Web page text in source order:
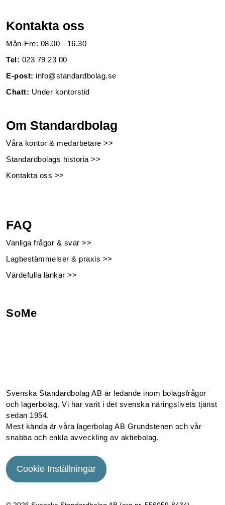
Kontakta oss
Mån-Fre: 08.00 - 16.30
Tel: 023 79 23 00
E-post: info@standardbolag.se
Chatt: Under kontorstid
Om Standardbolag
Våra kontor & medarbetare >>
Standardbolags historia >>
Kontakta oss >>
FAQ
Vanliga frågor & svar >>
Lagbestämmelser & praxis >>
Värdefulla länkar >>
SoMe
Svenska Standardbolag AB är ledande inom bolagsfrågor
och lagerbolag. Vi har varit i det svenska näringslivets tjänst
sedan 1954.
Mest kända är våra lagerbolag AB Grundstenen och vår
snabba och enkla avveckling av aktiebolag.
Cookie Inställningar